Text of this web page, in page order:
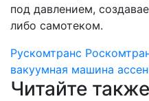
под давлением,
либо самотеком.
Рускомтранс
вакуумная машина
Читайте также